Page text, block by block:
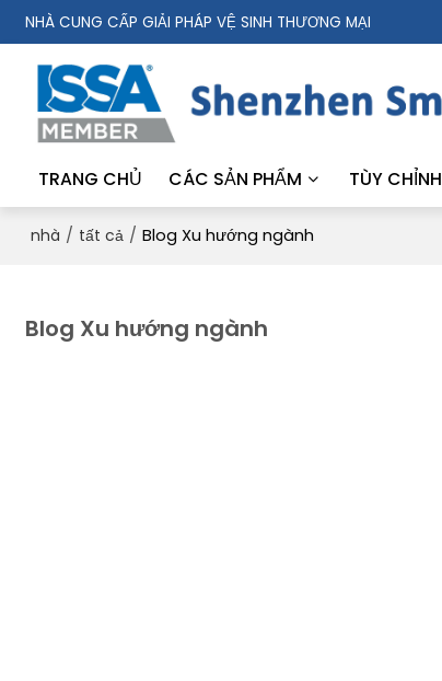
NHÀ CUNG CẤP GIẢI PHÁP VỆ SINH THƯƠNG MẠI
TRANG CHỦ CÁC SẢN PHẨM TÙY CHỈNH
nhà / tất cả / Blog Xu hướng ngành
Blog Xu hướng ngành